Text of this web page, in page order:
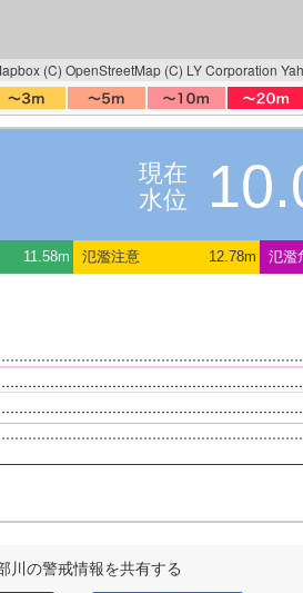
(C) OpenStreetMap (C) LY Corporation
現在
水位
11.58m 氾濫注意 12.78m 氾濫
川の警戒情報を共有する